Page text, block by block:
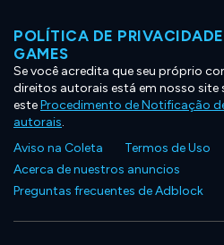
POLÍTICA DE
GAMES
Se você acredita que seu próprio
direitos autorais está em nosso site
esteProcedimento de Notificação
autorais.
Aviso na Coleta
Termos de Uso
Acerca de nuestros anuncios
Preguntas frecuentes de Adblock